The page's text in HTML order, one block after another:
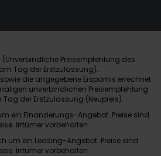
(Unverbindliche Preisempfehlung des
Tag der Erstzulassung).
sowie die angegebene Ersparnis errechnet
unverbindlichen Preisempfehlung
Tag der Erstzulassung (Neupreis).
ein Finanzierungs-Angebot. Preise sind
Irrtümer vorbehalten.
um ein Leasing-Angebot. Preise sind
Irrtümer vorbehalten.